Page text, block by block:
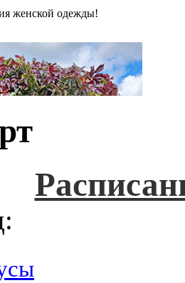
женской одежды!